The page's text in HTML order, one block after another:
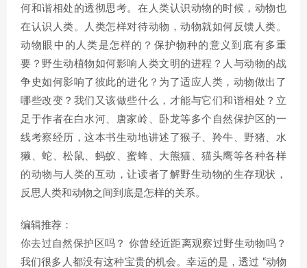
何和谐相处的透彻思考。在人类认识动物的时候，动物也
在认识人类。人类怎样对待动物，动物就如何反馈人类。
动物眼中的人类是怎样的？保护物种的意义到底有多重
要？野生动植物如何影响人类文明的进程？人与动物的战
争史如何影响了彼此的进化？为了适应人类，动物做出了
哪些改变？我们又该做些什么，才能与它们和谐相处？立
足于作者在白水河、唐家岭、卧龙等多个自然保护区的一
线考察经历，这本书生动地讲述了猴子、羚牛、野猪、水
獭、蛇、松鼠、蚂蚁、蜜蜂、大熊猫、猫头鹰等各种各样
的动物与人类的互动，让读者了解野生动物的生存现状，
反思人类和动物之间到底是怎样的关系。
编辑推荐：
你去过自然保护区吗？ 你曾经近距离观察过野生动物吗？
我们很多人都没有这种宝贵的机会。幸运的是，透过 “动物